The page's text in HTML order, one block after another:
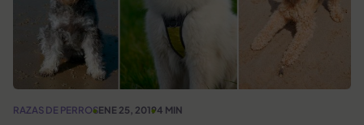
RAZAS DE PERROSENE 25, 20194 MIN